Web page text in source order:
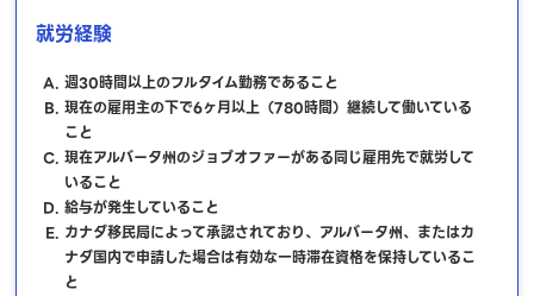
就労経験
週30時間以上のフルタイム勤務であること
現在の雇用主の下で6ヶ月以上（780時間）継続して働いている
こと
現在アルバータ州のジョブオファーがある同じ雇用先で就労して
いること
給与が発生していること
カナダ移民局によって承認されており、アルバータ州、またはカ
ナダ国内で申請した場合は有効な一時滞在資格を保持しているこ
と